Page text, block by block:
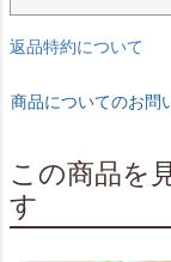
返品特約について
商品についてのお問
この商品を
す